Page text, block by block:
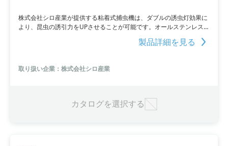
株式会社シロ産業が提供する粘着式捕虫機は、ダブルの誘虫灯効果に
より、昆虫の誘引力をUPさせることが可能です。オールステンレス仕
様であり極めて錆びにくい、耐久性も抜群です。オフィスやその他の
場所での使用に最適であり、大量の昆虫を効果的に捕獲することがで
製品詳細を見る
取り扱い企業：株式会社シロ産業
カタログを選択する